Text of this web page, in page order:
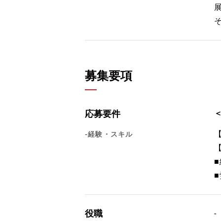
募集要項
応募要件
-経験・スキル
■
■
役職 -